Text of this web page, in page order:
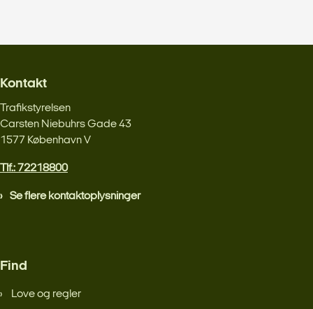
Kontakt
Trafikstyrelsen
Carsten Niebuhrs Gade 43
1577 København V
Tlf.: 72218800
Se flere kontaktoplysninger
Find
Love og regler